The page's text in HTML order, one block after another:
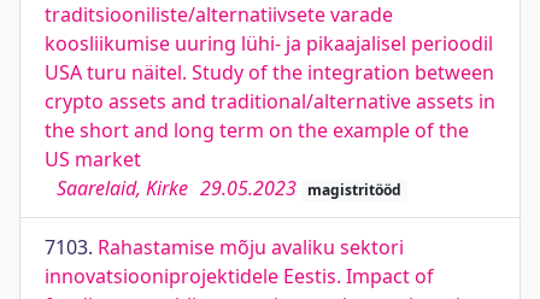
traditsiooniliste/alternatiivsete varade
koosliikumise uuring lühi- ja pikaajalisel perioodil
USA turu näitel. Study of the integration between
crypto assets and traditional/alternative assets in
the short and long term on the example of the
US market
Saarelaid, Kirke 29.05.2023 magistritööd
7103. Rahastamise mõju avaliku sektori
innovatsiooniprojektidele Eestis. Impact of